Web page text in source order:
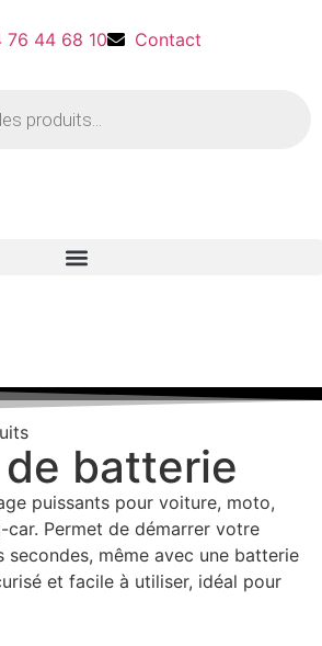
76 44 68 10 Contact
batterie
puissants pour voiture, moto,
Permet de démarrer votre
secondes, même avec une batterie
et facile à utiliser, idéal pour